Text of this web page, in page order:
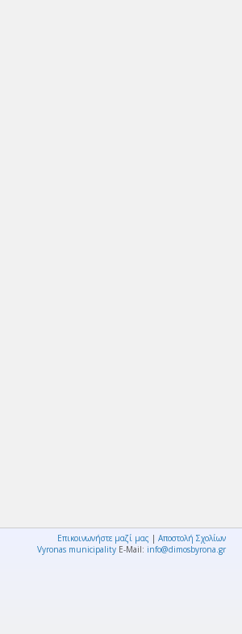
Επικοινωνήστε μαζί μας | Αποστολή Σχολίων
Vyronas municipality E-Mail: info@dimosbyrona.gr